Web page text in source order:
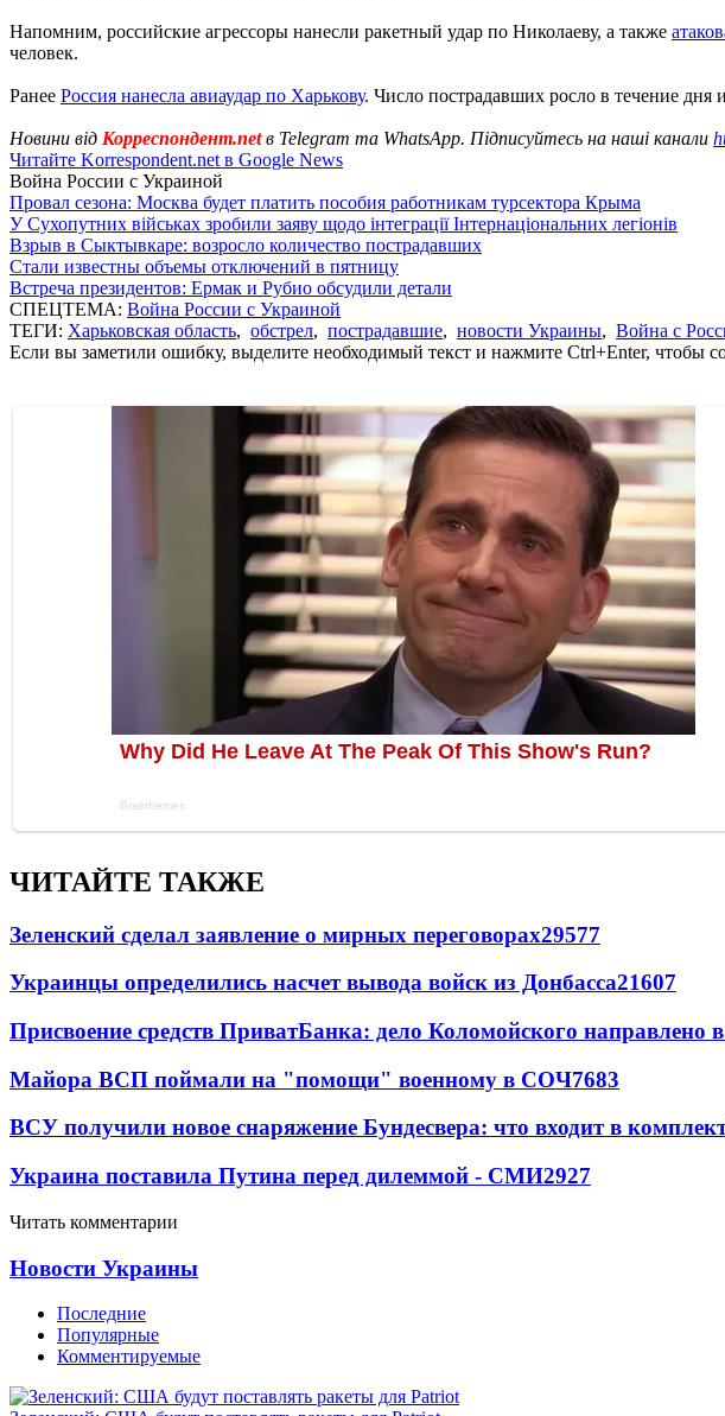
Напомним, российские агрессоры нанесли ракетный удар по Николаеву, а также
человек.
Ранее Россия нанесла авиаудар по Харькову. Число пострадавших росло в течение дня
Новини від Корреспондент.netв Telegram та WhatsApp. Підписуйтесь на наші канали
Читайте Korrespondent.net в Google News
Война России с Украиной
Провал сезона: Москва будет платить пособия работникам турсектора Крыма
У Сухопутних військах зробили заяву щодо інтеграції Інтернаціональних легіонів
Взрыв в Сыктывкаре: возросло количество пострадавших
Стали известны объемы отключений в пятницу
Встреча президентов: Ермак и Рубио обсудили детали
СПЕЦТЕМА: Война России с Украиной
ТЕГИ: Харьковская область, обстрел, пострадавшие, новости Украины, Война с
Если вы заметили ошибку, выделите необходимый текст и нажмите Ctrl+Enter, чтобы
ЧИТАЙТЕ ТАКЖЕ
Зеленский сделал заявление о мирных переговорах29577
Украинцы определились насчет вывода войск из Донбасса21607
Присвоение средств ПриватБанка: дело Коломойского направлено в
Майора ВСП поймали на "помощи" военному в СОЧ7683
ВСУ получили новое снаряжение Бундесвера: что входит в
Украина поставила Путина перед дилеммой - СМИ2927
Читать комментарии
Новости Украины
Последние
Популярные
Комментируемые